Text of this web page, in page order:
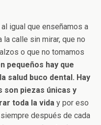
igual que enseñamos a
calle sin mirar, que no
o que no tomamos
pequeños hay que
salud buco dental. Hay
son piezas únicas y
toda la vida y por eso
después de cada